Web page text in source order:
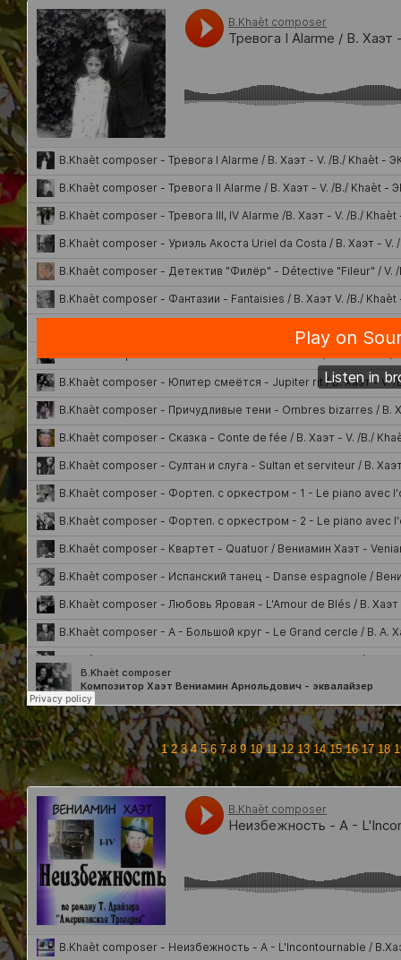
1 2 3 4 5 6 7 8 9 10 11 12 13 14 15 16 17 18